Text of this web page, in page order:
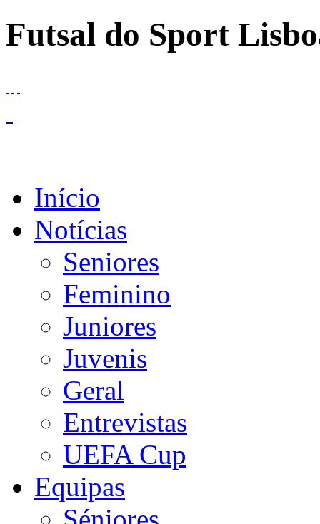
Futsal do Sport
Início
Notícias
Seniores
Feminino
Juniores
Juvenis
Geral
Entrevistas
UEFA Cup
Equipas